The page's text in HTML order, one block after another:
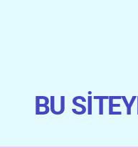
BU